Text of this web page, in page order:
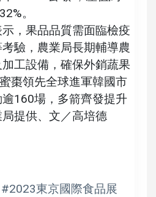
。
，果品品質需面臨檢疫
驗，農業局長期輔導農
工設備，確保外銷蔬果
棗領先全球進軍韓國市
160場，多箭齊發提升
提供、文／高培德
東京國際食品展